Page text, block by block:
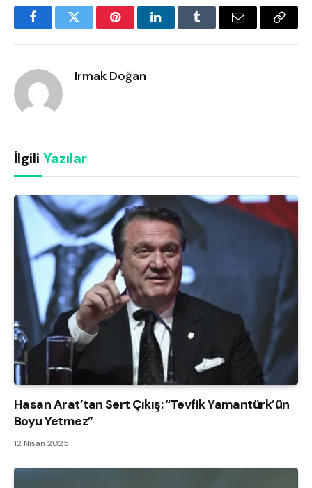
FacebookTwitter PinterestLinkedInTumblr Email
Copy
Irmak Doğan
İlgili Yazılar
Hasan Arat’tan Sert Çıkış: “Tevfik Yamantürk’ün
Boyu Yetmez”
12 Nisan 2025